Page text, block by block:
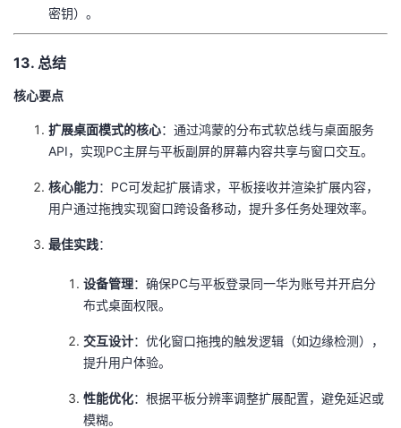
密钥）。
13. 总结
核心要点
​扩展桌面模式的核心​​：通过鸿蒙的分布式软总线与桌面服务
API，实现PC主屏与平板副屏的屏幕内容共享与窗口交互。
​核心能力​​：PC可发起扩展请求，平板接收并渲染扩展内容，
用户通过拖拽实现窗口跨设备移动，提升多任务处理效率。
​最佳实践​​：
​设备管理​​：确保PC与平板登录同一华为账号并开启分
布式桌面权限。
​交互设计​​：优化窗口拖拽的触发逻辑（如边缘检测），
提升用户体验。
​性能优化​​：根据平板分辨率调整扩展配置，避免延迟或
模糊。